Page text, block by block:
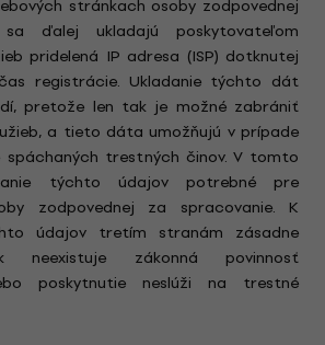
stránkach osoby zodpovednej
ďalej ukladajú poskytovateľom
pridelená IP adresa (ISP) dotknutej
registrácie. Ukladanie týchto dát
pretože len tak je možné zabrániť
a tieto dáta umožňujú v prípade
spáchaných trestných činov. V tomto
týchto údajov potrebné pre
zodpovednej za spracovanie. K
údajov tretím stranám zásadne
neexistuje zákonná povinnosť
poskytnutie neslúži na trestné